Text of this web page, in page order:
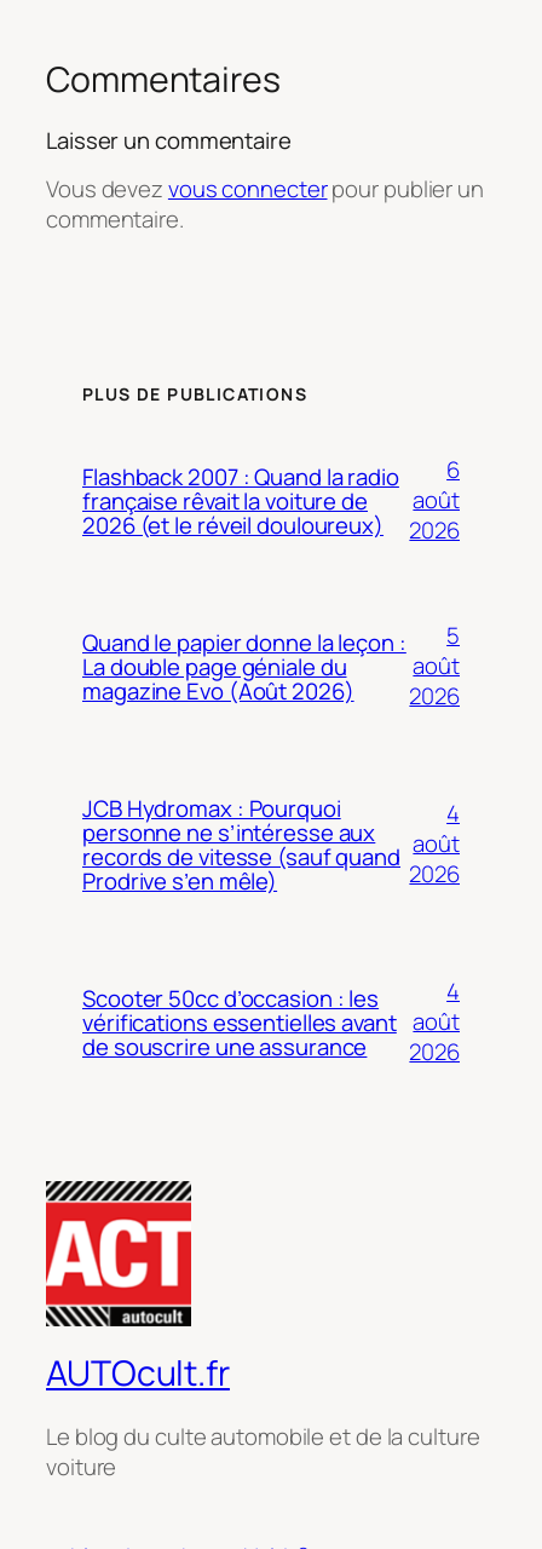
Commentaires
Laisser un commentaire
Vous devezvous connecterpour publier un
commentaire.
PLUS DE PUBLICATIONS
Flashback 2007 : Quand la radio
française rêvait la voiture de
2026 (et le réveil douloureux)
6
août
2026
Quand le papier donne la leçon :
La double page géniale du
magazine Evo (Août 2026)
5
août
2026
JCB Hydromax : Pourquoi
personne ne s’intéresse aux
records de vitesse (sauf quand
Prodrive s’en mêle)
4
août
2026
Scooter 50cc d’occasion : les
vérifications essentielles avant
de souscrire une assurance
4
août
2026
AUTOcult.fr
Le blog du culte automobile et de la culture
voiture